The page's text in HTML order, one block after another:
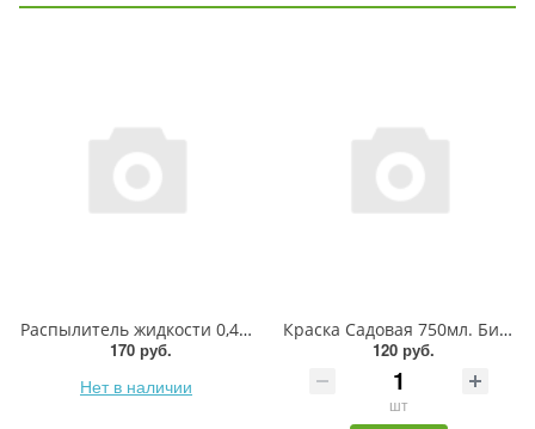
Распылитель жидкости 0,45л. Шар
170 руб.
Нет в наличии
Краска Садовая 750мл. БиоМастер
120 руб.
шт